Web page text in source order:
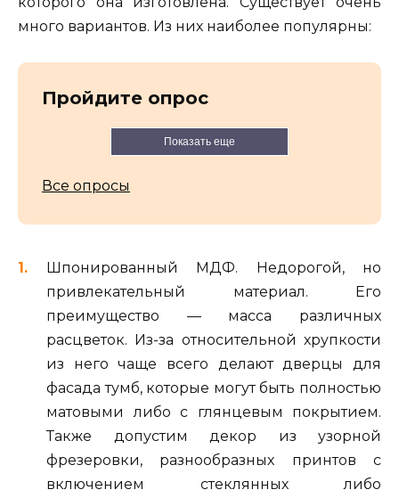
много вариантов. Из них наиболее популярны:
Пройдите опрос
Показать еще
Все опросы
Шпонированный МДФ. Недорогой, но
привлекательный материал. Его
преимущество — масса различных
расцветок. Из-за относительной хрупкости
из него чаще всего делают дверцы для
фасада тумб, которые могут быть полностью
матовыми либо с глянцевым покрытием.
Также допустим декор из узорной
фрезеровки, разнообразных принтов с
включением стеклянных либо